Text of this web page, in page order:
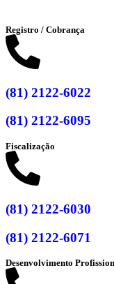
Registro / Cobrança
(81) 2122-6022
(81) 2122-6095
Fiscalização
(81) 2122-6030
(81) 2122-6071
Desenvolvimento